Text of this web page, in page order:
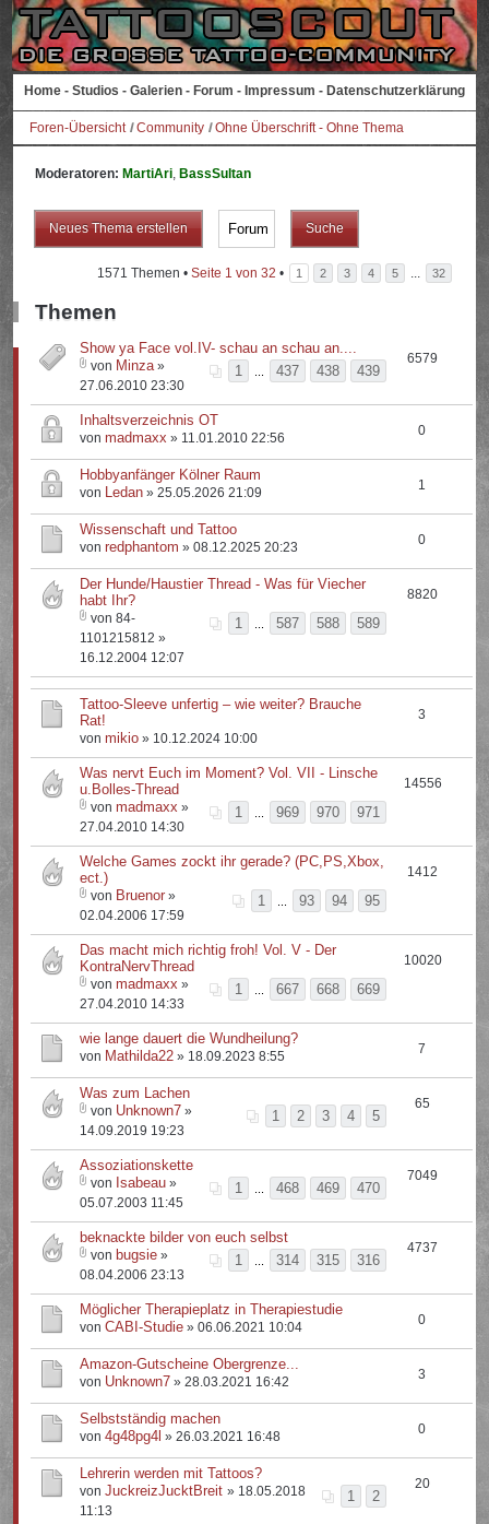
Home - Studios - Galerien - Forum - Impressum - Datenschutzerklärung
Foren-Übersicht Community Ohne Überschrift - Ohne Thema
Moderatoren: MartiAri, BassSultan
Neues Thema erstellen
1571 Themen • Seite 1 von 32 • 1 2 3 4 5 ... 32
Themen
Show ya Face vol.IV- schau an schau an....
1
437 438 439
von Minza»
27.06.2010 23:30
6579
Inhaltsverzeichnis OT
vonmadmaxx » 11.01.2010 22:56 0
Hobbyanfänger Kölner Raum
von Ledan » 25.05.2026 21:09 1
Wissenschaft und Tattoo
vonredphantom » 08.12.2025 20:23 0
Der Hunde/Haustier Thread - Was für Viecher
habt Ihr?
1
587 588 589
von 84-
1101215812 »
16.12.2004 12:07
8820
Tattoo-Sleeve unfertig – wie weiter? Brauche
Rat!
vonmikio » 10.12.2024 10:00
3
Was nervt Euch im Moment? Vol. VII - Linsche
u.Bolles-Thread
1
969 970 971
vonmadmaxx »
27.04.2010 14:30
14556
Welche Games zockt ihr gerade? (PC,PS,Xbox,
ect.)
1
93 94 95
von Bruenor »
02.04.2006 17:59
1412
Das macht mich richtig froh! Vol. V - Der
KontraNervThread
1
667 668 669
vonmadmaxx »
27.04.2010 14:33
10020
wie lange dauert die Wundheilung?
von Mathilda22 » 18.09.2023 8:55 7
Was zum Lachen
1
2 3 4 5
von Unknown7 »
14.09.2019 19:23
65
Assoziationskette
1
468 469 470
von Isabeau »
05.07.2003 11:45
7049
beknackte bilder von euch selbst
1
314 315 316
von bugsie »
08.04.2006 23:13
4737
Möglicher Therapieplatz in Therapiestudie
vonCABI-Studie » 06.06.2021 10:04 0
Amazon-Gutscheine Obergrenze...
von Unknown7 » 28.03.2021 16:42 3
Selbstständig machen
von4g48pg4l » 26.03.2021 16:48 0
Lehrerin werden mit Tattoos?
1
2
vonJuckreizJucktBreit» 18.05.2018
11:13
20